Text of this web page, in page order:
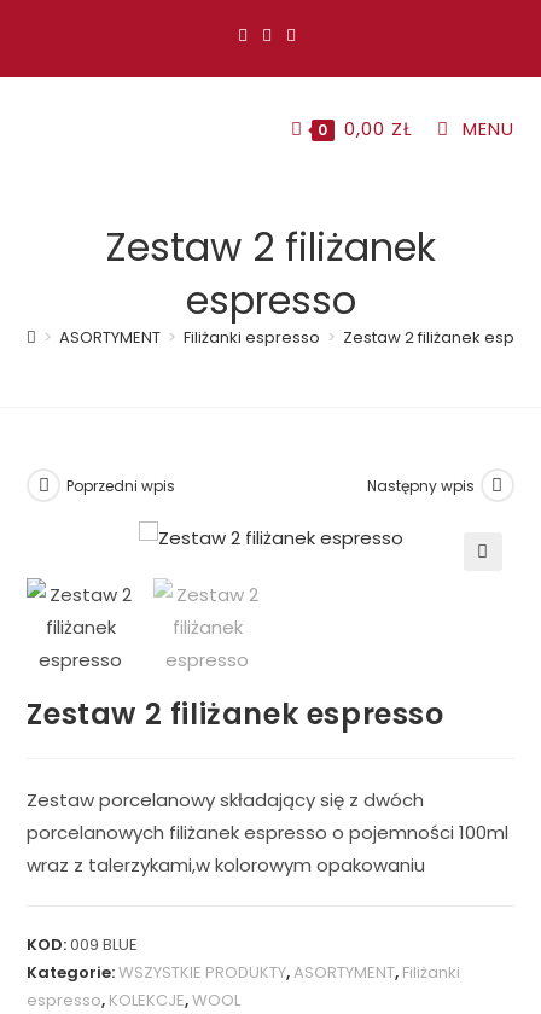
0 0,00 ZŁ MENU
Zestaw 2 filiżanek
espresso
> ASORTYMENT > Filiżanki espresso > Zestaw 2 filiżanek
Poprzedni wpis Następny wpis
Zestaw 2 filiżanek espresso
Zestaw porcelanowy składający się z dwóch
porcelanowych filiżanek espresso o pojemności 100ml
wraz z talerzykami,w kolorowym opakowaniu
KOD:009 BLUE
Kategorie:WSZYSTKIE PRODUKTY,ASORTYMENT, Filiżanki
espresso, KOLEKCJE,WOOL